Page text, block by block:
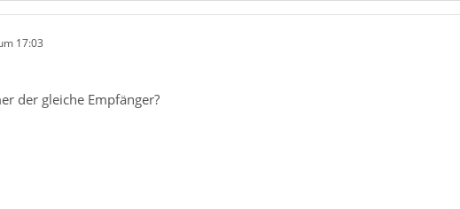
17:03
der gleiche Empfänger?